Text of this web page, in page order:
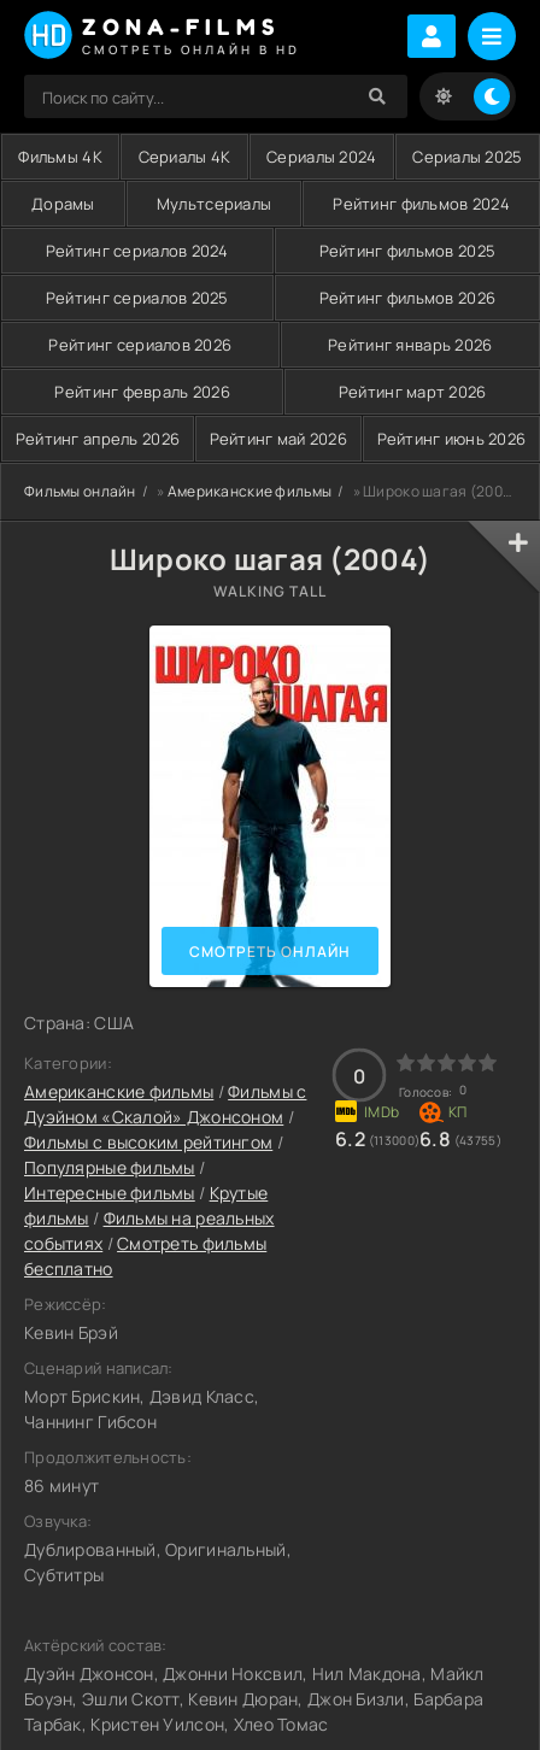
ZONA-FILMS
СМОТРЕТЬ ОНЛАЙН В HD
Фильмы 4K Сериалы 4K Сериалы 2024 Сериалы 2025
Дорамы Мультсериалы Рейтинг фильмов 2024
Рейтинг сериалов 2024 Рейтинг фильмов 2025
Рейтинг сериалов 2025 Рейтинг фильмов 2026
Рейтинг сериалов 2026 Рейтинг январь 2026
Рейтинг февраль 2026 Рейтинг март 2026
Рейтинг апрель 2026 Рейтинг май 2026 Рейтинг июнь 2026
Фильмы онлайн » Американские фильмы » Широко шагая (2004)
Широко шагая (2004)
WALKING TALL
СМОТРЕТЬ ОНЛАЙН
Страна: США
Категории:
Американские фильмы /Фильмы c
Дуэйном «Скалой» Джонсоном /
Фильмы с высоким рейтингом /
Популярные фильмы /
Интересные фильмы / Крутые
фильмы / Фильмы на реальных
событиях /Смотреть фильмы
бесплатно
Режиссёр:
Кевин Брэй
Сценарий написал:
Морт Брискин, Дэвид Класс,
Чаннинг Гибсон
Продолжительность:
86 минут
Озвучка:
Дублированный, Оригинальный,
Субтитры
0
Голосов: 0
6.2 (113000)6.8 (43755)
Актёрский состав:
Дуэйн Джонсон, Джонни Ноксвил, Нил Макдона, Майкл
Боуэн, Эшли Скотт, Кевин Дюран, Джон Бизли, Барбара
Тарбак, Кристен Уилсон, Хлео Томас